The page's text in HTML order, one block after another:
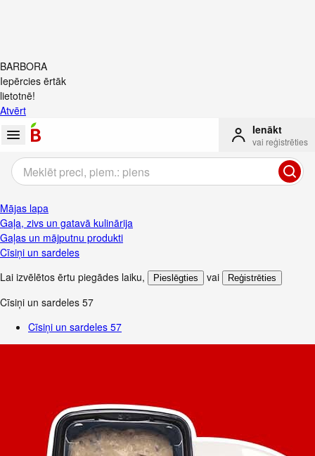
BARBORA
Iepērcies ērtāk
lietotnē!
Atvērt
Ienākt
vai reģistrēties
Mājas lapa
Gaļa, zivs un gatavā kulinārija
Gaļas un mājputnu produkti
Cīsiņi un sardeles
Lai izvēlētos ērtu piegādes laiku, Pieslēgties vai Reģistrēties
Cīsiņi un sardeles 57
Cīsiņi un sardeles 57